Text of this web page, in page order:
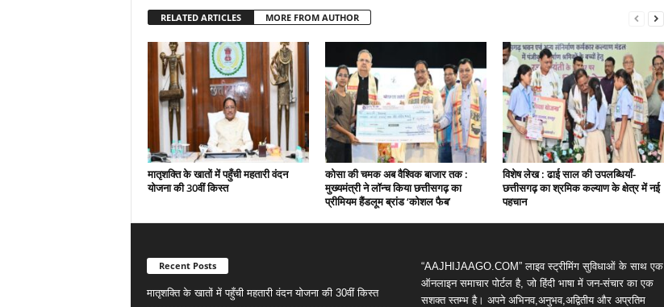
RELATED ARTICLES MORE FROM AUTHOR
मातृशक्ति के खातों में पहुँची महतारी वंदन
योजना की 30वीं किस्त
कोसा की चमक अब वैश्विक बाजार तक :
मुख्यमंत्री ने लॉन्च किया छत्तीसगढ़ का
प्रीमियम हैंडलूम ब्रांड ‘कोशल फैब’
विशेष लेख : ढाई साल की उपलब्धियाँ-
छत्तीसगढ़ का श्रमिक कल्याण के क्षेत्र में नई
पहचान
Recent Posts
मातृशक्ति के खातों में पहुँची महतारी वंदन योजना की 30वीं किस्त
“AAJHIJAAGO.COM” लाइव स्ट्रीमिंग सुविधाओं के साथ एक
ऑनलाइन समाचार पोर्टल है, जो हिंदी भाषा में जन-संचार का एक
सशक्त स्तम्भ है। अपने अभिनव,अनुभव,अद्वितीय और अप्रतिम